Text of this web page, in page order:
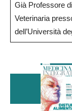
Già Professore
Veterinaria
dell’Università